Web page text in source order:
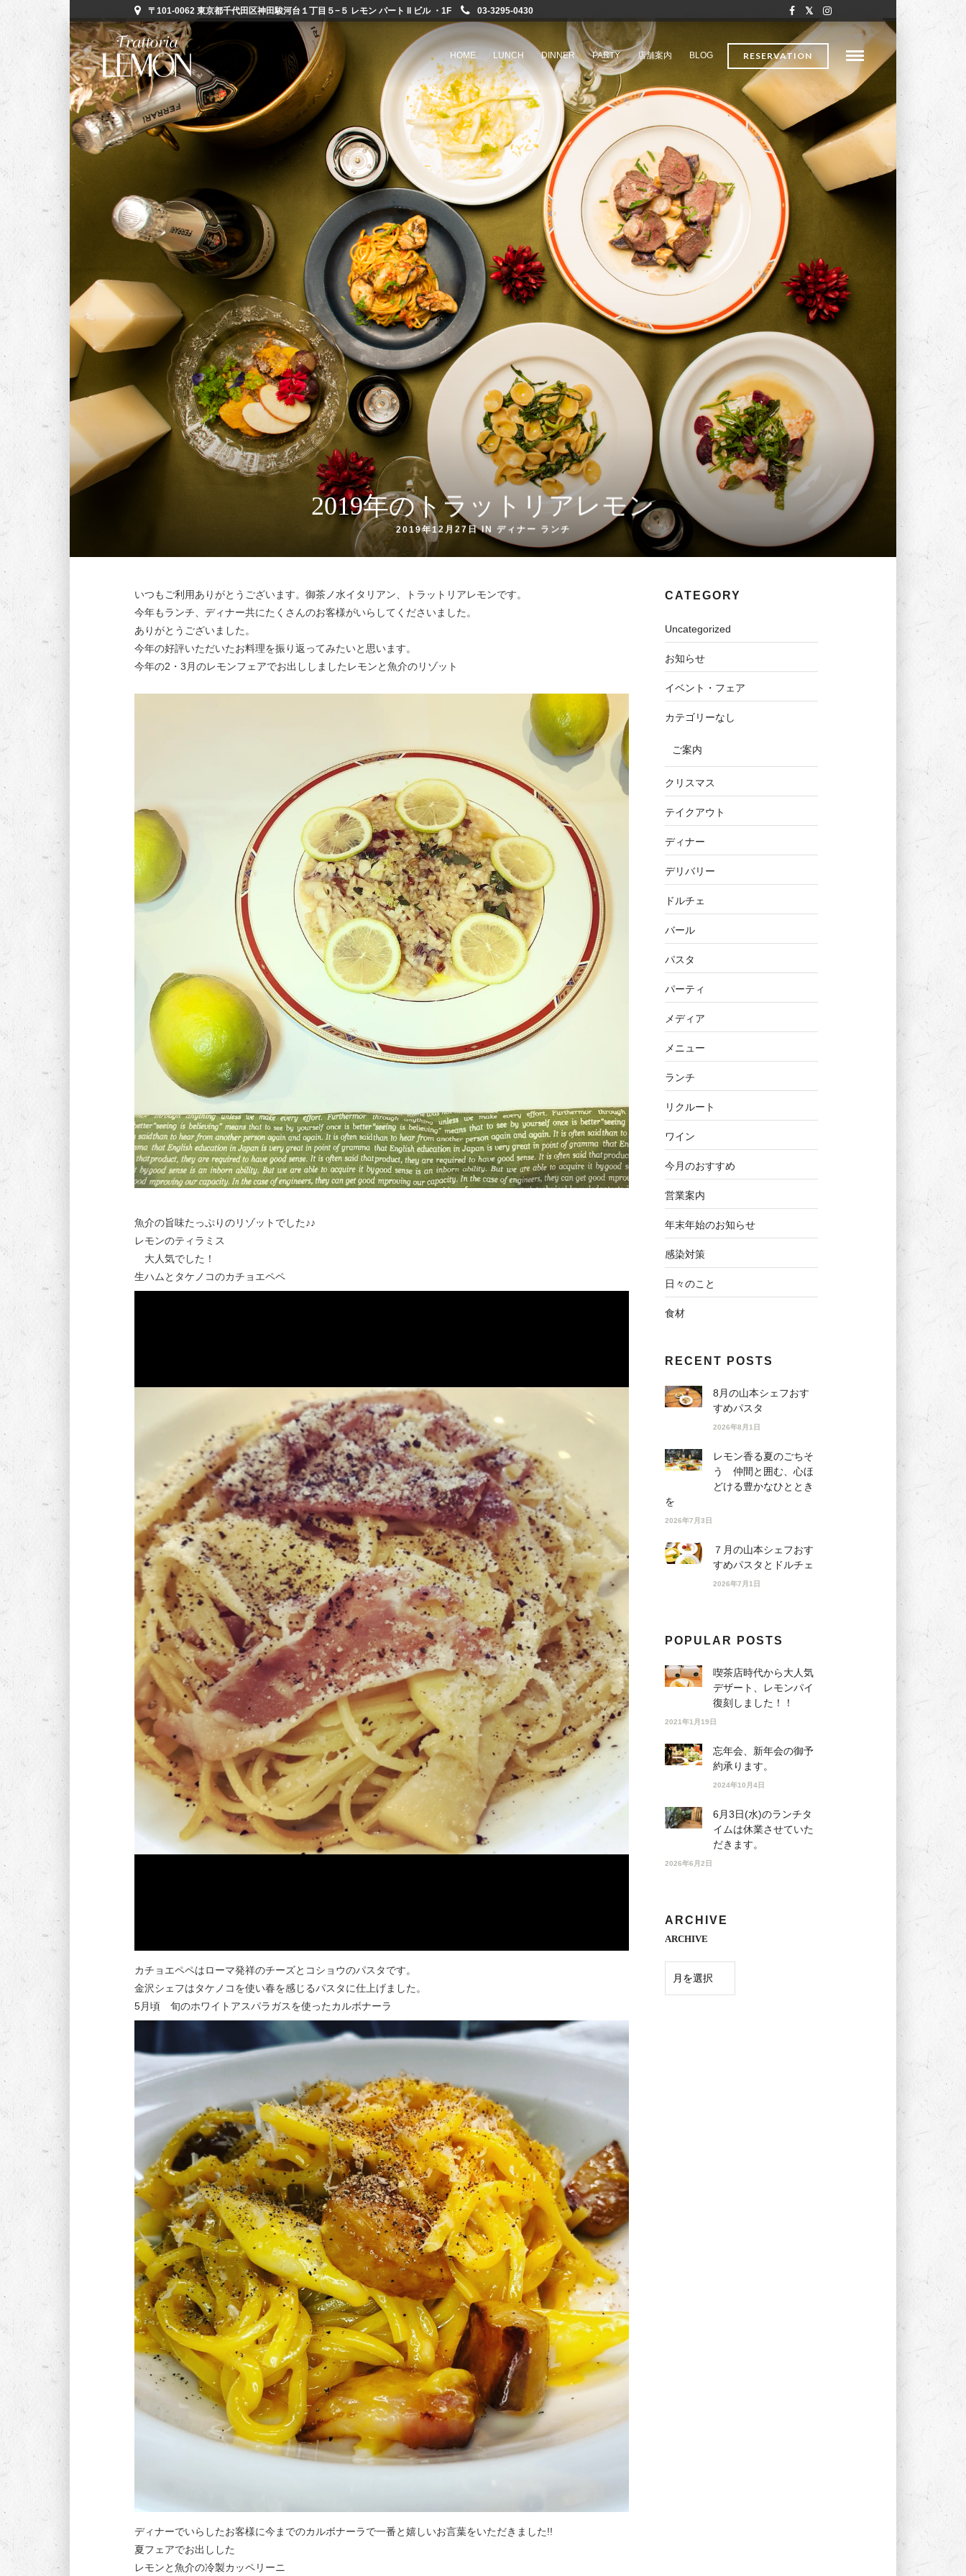
〒101-0062 東京都千代田区神田駿河台１丁目５−５ レモン パート II ビル ・1F 03-3295-0430
RESERVATION
HOME LUNCH DINNER PARTY 店舗案内 BLOG
2019年のトラットリアレモン
2019年12月27日 IN ディナー ランチ
いつもご利用ありがとうございます。御茶ノ水イタリアン、トラットリアレモンです。
今年もランチ、ディナー共にたくさんのお客様がいらしてくださいました。
ありがとうございました。
今年の好評いただいたお料理を振り返ってみたいと思います。
今年の2・3月のレモンフェアでお出ししましたレモンと魚介のリゾット
魚介の旨味たっぷりのリゾットでした♪♪
レモンのティラミス
大人気でした！
生ハムとタケノコのカチョエペペ
カチョエペペはローマ発祥のチーズとコショウのパスタです。
金沢シェフはタケノコを使い春を感じるパスタに仕上げました。
5月頃 旬のホワイトアスパラガスを使ったカルボナーラ
ディナーでいらしたお客様に今までのカルボナーラで一番と嬉しいお言葉をいただきました!!
夏フェアでお出しした
レモンと魚介の冷製カッペリーニ
CATEGORY
Uncategorized
お知らせ
イベント・フェア
カテゴリーなし
ご案内
クリスマス
テイクアウト
ディナー
デリバリー
ドルチェ
バール
パスタ
パーティ
メディア
メニュー
ランチ
リクルート
ワイン
今月のおすすめ
営業案内
年末年始のお知らせ
感染対策
日々のこと
食材
RECENT POSTS
8月の山本シェフおす
すめパスタ
2026年8月1日
レモン香る夏のごちそ
う 仲間と囲む、心ほ
どける豊かなひととき
を
2026年7月3日
７月の山本シェフおす
すめパスタとドルチェ
2026年7月1日
POPULAR POSTS
喫茶店時代から大人気
デザート、レモンパイ
復刻しました！！
2021年1月19日
忘年会、新年会の御予
約承ります。
2024年10月4日
6月3日(水)のランチタ
イムは休業させていた
だきます。
2026年6月2日
ARCHIVE
ARCHIVE